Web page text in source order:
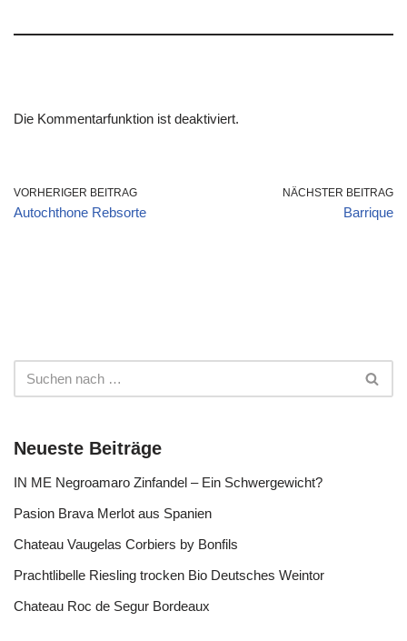
Die Kommentarfunktion ist deaktiviert.
VORHERIGER BEITRAG
Autochthone Rebsorte
NÄCHSTER BEITRAG
Barrique
Neueste Beiträge
IN ME Negroamaro Zinfandel – Ein Schwergewicht?
Pasion Brava Merlot aus Spanien
Chateau Vaugelas Corbiers by Bonfils
Prachtlibelle Riesling trocken Bio Deutsches Weintor
Chateau Roc de Segur Bordeaux